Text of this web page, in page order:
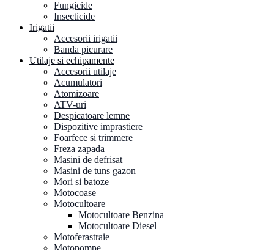
Fungicide
Insecticide
Irigatii
Accesorii irigatii
Banda picurare
Utilaje si echipamente
Accesorii utilaje
Acumulatori
Atomizoare
ATV-uri
Despicatoare lemne
Dispozitive imprastiere
Foarfece si trimmere
Freza zapada
Masini de defrisat
Masini de tuns gazon
Mori si batoze
Motocoase
Motocultoare
Motocultoare Benzina
Motocultoare Diesel
Motoferastraie
Motopompe